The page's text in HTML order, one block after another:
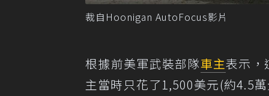
裁自Hoonigan AutoFocus影片
根據前美軍武裝部隊車主表示，
主當時只花了1,500美元(約4.5